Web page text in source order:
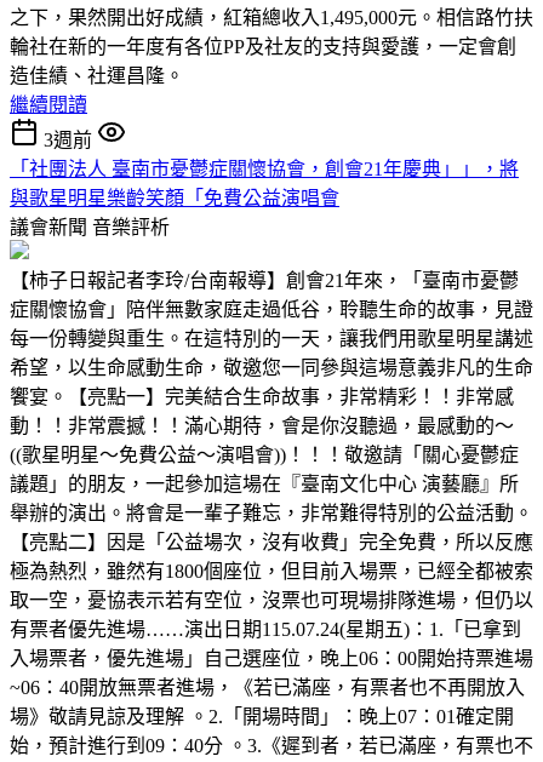
之下，果然開出好成績，紅箱總收入1,495,000元。相信路竹扶
輪社在新的一年度有各位PP及社友的支持與愛護，一定會創
造佳績、社運昌隆。
繼續閱讀
3週前
「社團法人 臺南市憂鬱症關懷協會，創會21年慶典」」，將
與歌星明星樂齡笑顏「免費公益演唱會
議會新聞 音樂評析
【柿子日報記者李玲/台南報導】創會21年來，「臺南市憂鬱
症關懷協會」陪伴無數家庭走過低谷，聆聽生命的故事，見證
每一份轉變與重生。在這特別的一天，讓我們用歌星明星講述
希望，以生命感動生命，敬邀您一同參與這場意義非凡的生命
饗宴。【亮點一】完美結合生命故事，非常精彩！！非常感
動！！非常震撼！！滿心期待，會是你沒聽過，最感動的～
((歌星明星～免費公益～演唱會))！！！敬邀請「關心憂鬱症
議題」的朋友，一起參加這場在『臺南文化中心 演藝廳』所
舉辦的演出。將會是一輩子難忘，非常難得特別的公益活動。
【亮點二】因是「公益場次，沒有收費」完全免費，所以反應
極為熱烈，雖然有1800個座位，但目前入場票，已經全都被索
取一空，憂協表示若有空位，沒票也可現場排隊進場，但仍以
有票者優先進場……演出日期115.07.24(星期五)：1.「已拿到
入場票者，優先進場」自己選座位，晚上06：00開始持票進場
~06：40開放無票者進場，《若已滿座，有票者也不再開放入
場》敬請見諒及理解 。2.「開場時間」：晚上07：01確定開
始，預計進行到09：40分 。3.《遲到者，若已滿座，有票也不